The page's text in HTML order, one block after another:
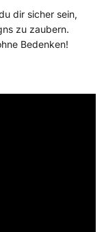
dir sicher sein,
zu zaubern.
Bedenken!